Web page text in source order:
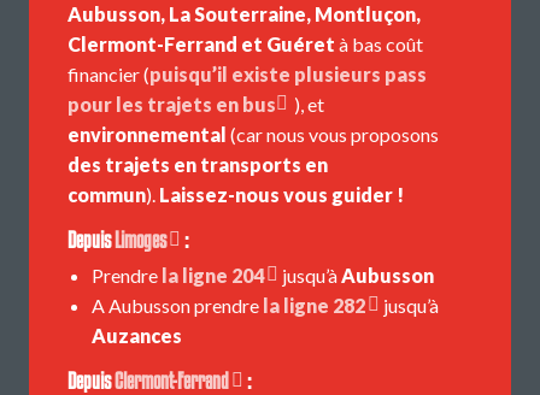
Aubusson, La Souterraine, Montluçon,
Clermont-Ferrand et Guéret à bas coût
financier (puisqu’il existe plusieurs pass
pour les trajets en bus
), et
environnemental (car nous vous proposons
des trajets en transports en
commun). Laissez-nous vous guider !
DepuisLimoges :
Prendre la ligne 204 jusqu’àAubusson
A Aubusson prendre la ligne 282
jusqu’à
Auzances
DepuisClermont-Ferrand :